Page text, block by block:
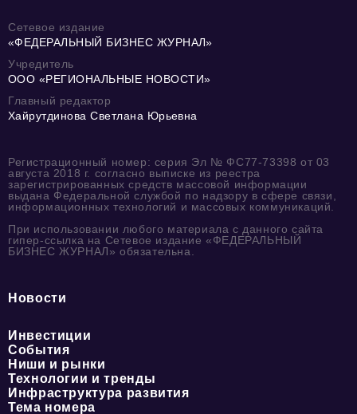
Сетевое издание
«ФЕДЕРАЛЬНЫЙ БИЗНЕС ЖУРНАЛ»
Учредитель
ООО «РЕГИОНАЛЬНЫЕ НОВОСТИ»
Главный редактор
Хайрутдинова Светлана Юрьевна
Регистрационный номер: серия Эл № ФС77-73398 от 03
августа 2018 г. согласно выписке из реестра
зарегистрированных средств массовой информации
выдана Федеральной службой по надзору в сфере связи,
информационных технологий и массовых коммуникаций.
При использовании любого материала с данного сайта
гипер-ссылка на Сетевое издание «ФЕДЕРАЛЬНЫЙ
БИЗНЕС ЖУРНАЛ» обязательна.
Новости
Инвестиции
События
Ниши и рынки
Технологии и тренды
Инфраструктура развития
Тема номера